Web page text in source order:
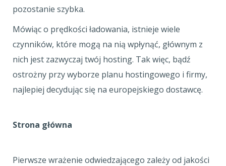
pozostanie szybka.
Mówiąc o prędkości ładowania, istnieje wiele
czynników, które mogą na nią wpłynąć, głównym z
nich jest zazwyczaj twój hosting. Tak więc, bądź
ostrożny przy wyborze planu hostingowego i firmy,
najlepiej decydując się na europejskiego dostawcę.
Strona główna
Pierwsze wrażenie odwiedzającego zależy od jakości